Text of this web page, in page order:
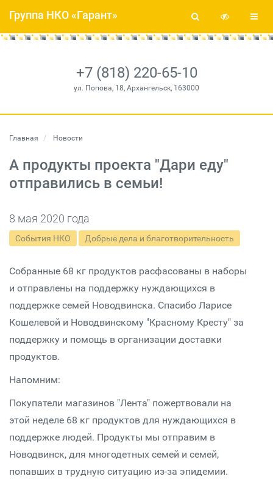
+7 (818) 220-65-10
ул. Попова, 18, Архангельск, 163000
Группа НКО «Гарант»
Главная Новости
А продукты проекта "Дари еду"
отправились в семьи!
8 мая 2020 года
События НКО Добрые дела и благотворительность
Собранные 68 кг продуктов расфасованы в наборы
и отправлены на поддержку нуждающихся в
поддержке семей Новодвинска. Спасибо Ларисе
Кошелевой и Новодвинскому "Красному Кресту" за
поддержку и помощь в организации доставки
продуктов.
Напомним:
Покупатели магазинов "Лента" пожертвовали на
этой неделе 68 кг продуктов для нуждающихся в
поддержке людей. Продукты мы отправим в
Новодвинск, для многодетных семей и семей,
попавших в трудную ситуацию из-за эпидемии.